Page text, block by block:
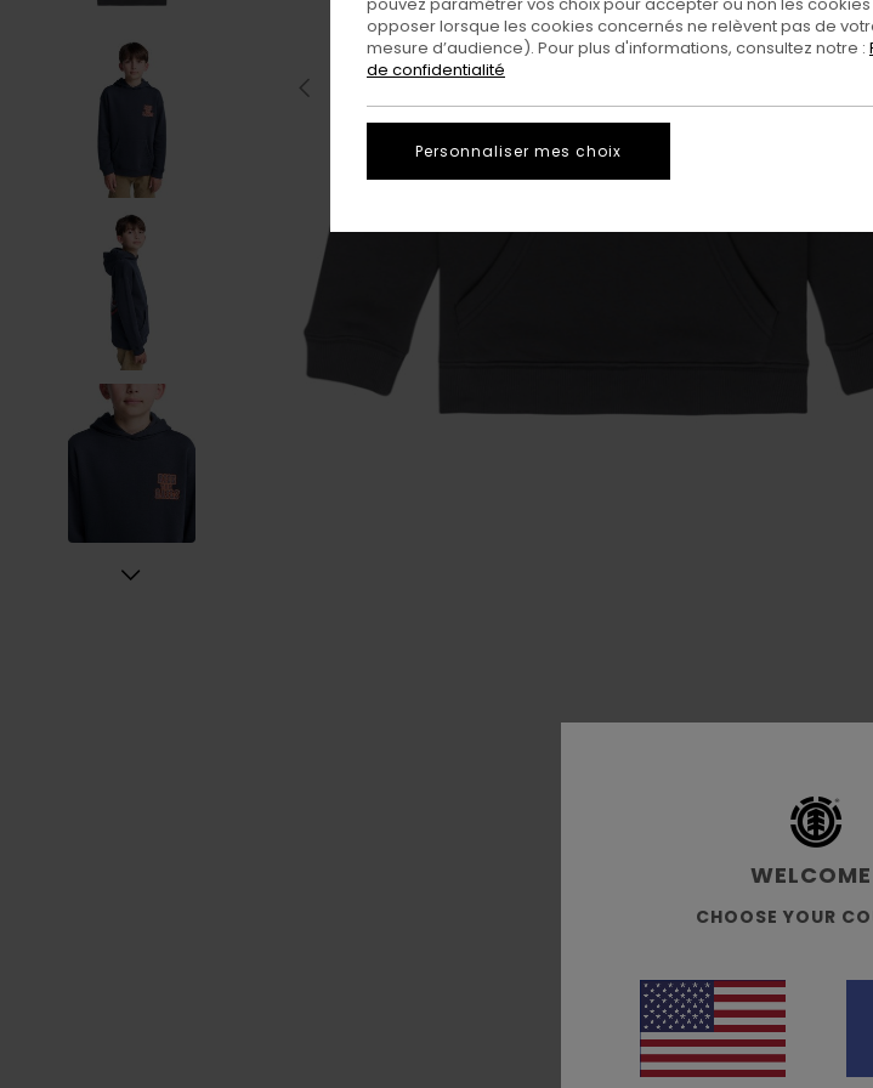
CHOOSE YOUR
opposer lorsque les cookies concernés ne relèvent pas de
mesure d’audience). Pour plus d'informations, consultez notre :
de confidentialité
Personnaliser mes choix